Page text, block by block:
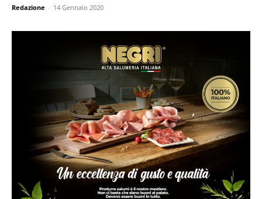
Redazione - 14 Gennaio 2020